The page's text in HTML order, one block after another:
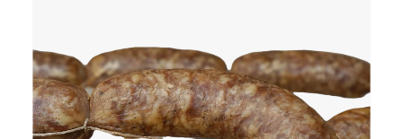
RICERCA